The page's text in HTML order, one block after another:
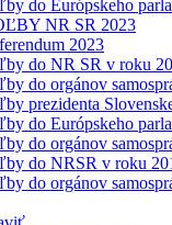
do Európskeho
NR SR 2023
2023
do NR SR v roku
do orgánov
prezidenta
do Európskeho
do orgánov
do NRSR v roku
do orgánov